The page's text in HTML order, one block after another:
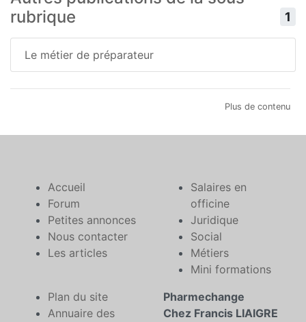
rubrique
1
Le métier de préparateur
Plus de contenu
Accueil
Forum
Petites annonces
Nous contacter
Les articles
Salaires en
officine
Juridique
Social
Métiers
Mini formations
Plan du site
Annuaire des
Pharmechange
Chez Francis LIAIGRE